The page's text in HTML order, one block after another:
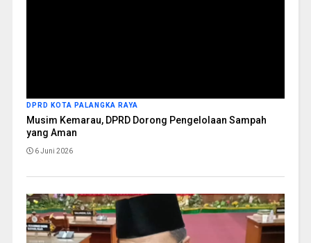
DPRD KOTA PALANGKA RAYA
Musim Kemarau, DPRD Dorong Pengelolaan Sampah
yang Aman
6 Juni 2026